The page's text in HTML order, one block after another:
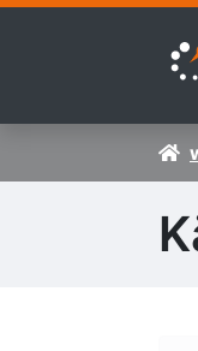
Zur Navigation
Zum Inhalt springen